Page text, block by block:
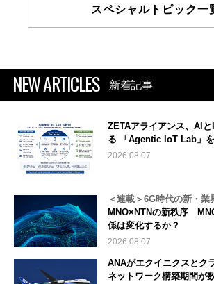
スペシャルトピック一
NEW ARTICLES 新着記事
ZETAアライアンス、AI
る 「Agentic IoT Lab」
2026.08.07
＜連載＞6G時代の新・業
MNO×NTNの新秩序
係は変化するか？
2026.08.07
ANAがエクイニクスとク
ネットワーク構築期間が